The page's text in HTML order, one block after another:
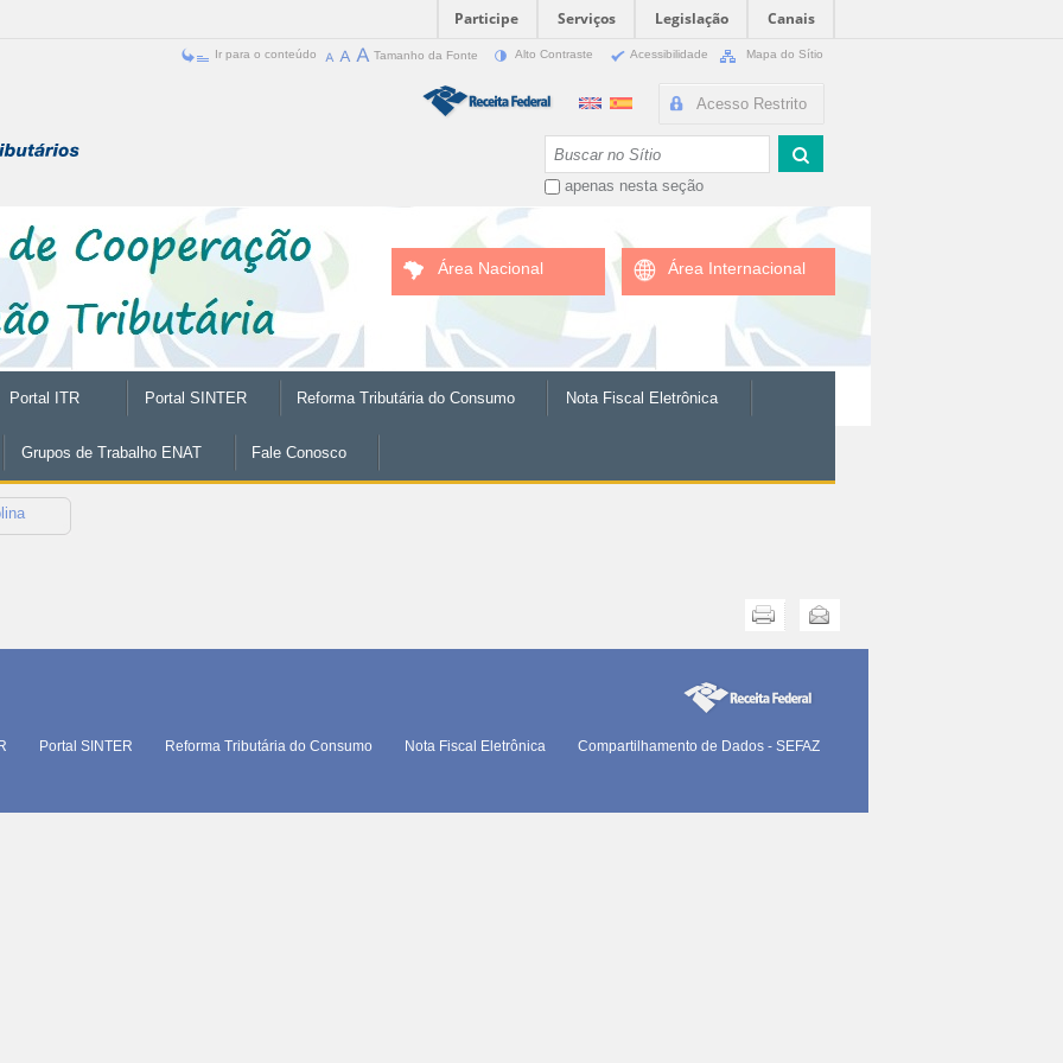
Participe Serviços Legislação
Canais
Ir para o conteúdo Tamanho da Fonte Alto Contraste Acessibilidade Mapa do Sítio
Acesso Restrito
apenas nesta seção
Área Nacional Área Internacional
Portal ITR Portal SINTER Reforma Tributária do Consumo Nota Fiscal Eletrônica
Grupos de Trabalho ENAT Fale Conosco
Enviar
Portal SINTER Reforma Tributária do Consumo Nota Fiscal Eletrônica
Compartilhamento de Dados - SEFAZ